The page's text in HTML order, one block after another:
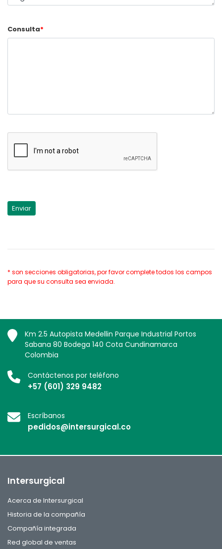
Consulta*
* son secciones obligatorias, por favor complete todos los campos
para que su consulta sea enviada.
Km 2.5 Autopista Medellin Parque Industrial Portos
Sabana 80 Bodega 140 Cota Cundinamarca
Colombia
Contáctenos por teléfono
+57 (601) 329 9482
Escríbanos
pedidos@intersurgical.co
Intersurgical
Acerca de Intersurgical
Historia de la compañía
Compañía integrada
Red global de ventas